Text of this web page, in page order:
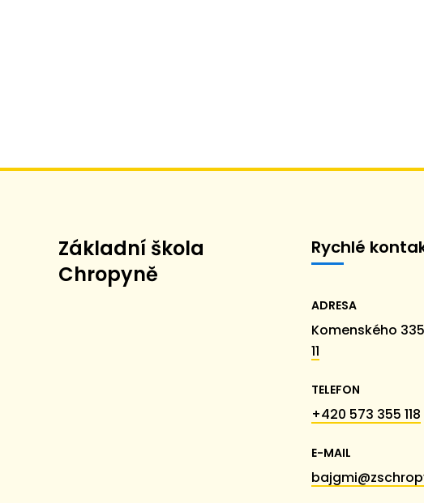
Základní škola
Chropyně
Rychlé
ADRESA
Komenského
11
TELEFON
+420 573 355 118
E-MAIL